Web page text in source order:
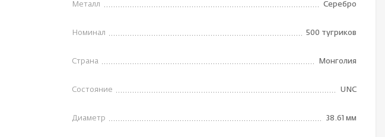
Металл Серебро
Номинал 500 тугриков
Страна Монголия
Состояние UNC
Диаметр 38.61 мм